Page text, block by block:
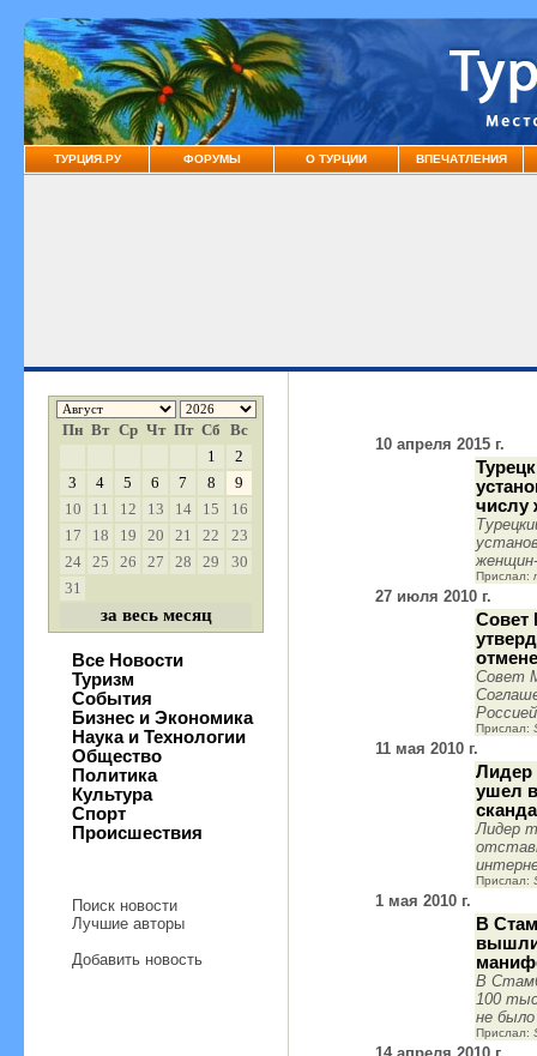
ТУРЦИЯ.РУ ФОРУМЫ О ТУРЦИИ ВПЕЧАТЛЕНИЯ
Пн Вт Ср Чт Пт Сб Вс
1
2
3
4 5 6 7 8
9
10
11 12 13 14 15
16
17
18 19 20 21 22
23
24
25 26 27 28 29
30
31
за весь месяц
Все Новости
Туризм
События
Бизнес и Экономика
Наука и Технологии
Общество
Политика
Культура
Спорт
Происшествия
Поиск новости
Лучшие авторы
Добавить новость
10 апреля 2015 г.
числу
Прислал:
27 июля 2010 г.
Совет
Совет
Прислал:
11 мая 2010 г.
Лидер
ушел в
Лидер
Прислал:
1 мая 2010 г.
В
В
100
не
Прислал: